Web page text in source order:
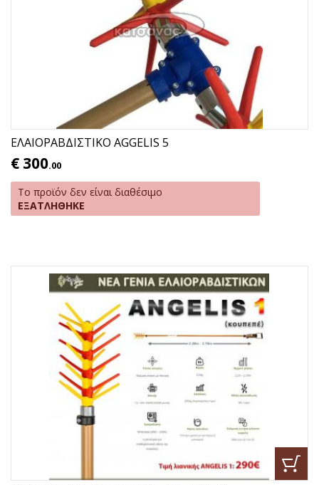
ΕΛΑΙΟΡΑΒΔΙΣΤΙΚΟ AGGELIS 5
€ 300.00
Το προϊόν δεν είναι διαθέσιμο
ΕΞΑΤΛΗΘΗΚΕ